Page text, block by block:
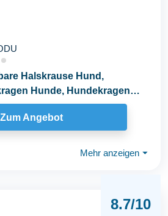
Halskrause Hund,
Hunde, Hundekragen
Zum Angebot
Mehr anzeigen ⏷
8.7/10